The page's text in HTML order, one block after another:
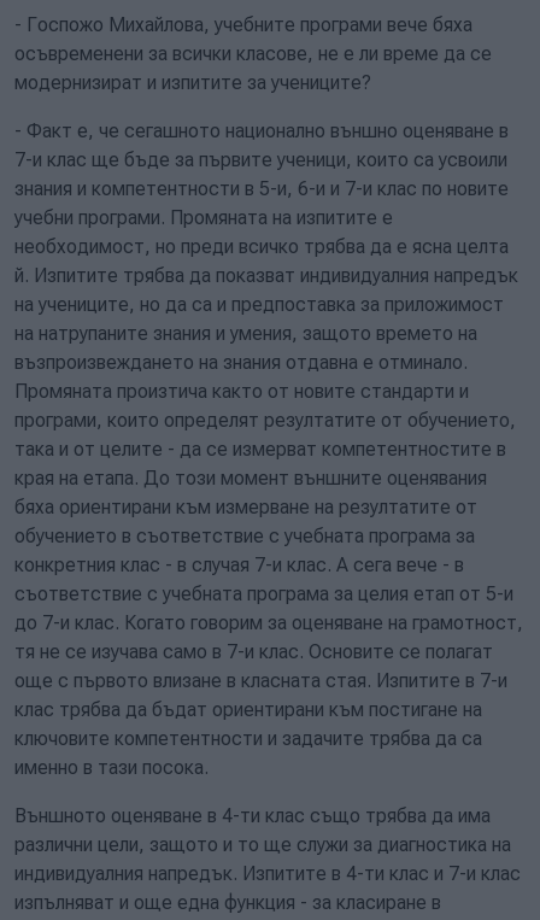
- Госпожо Михайлова, учебните програми вече бяха
осъвременени за всички класове, не е ли време да се
модернизират и изпитите за учениците?
- Факт е, че сегашното национално външно оценяване в
7-и клас ще бъде за първите ученици, които са усвоили
знания и компетентности в 5-и, 6-и и 7-и клас по новите
учебни програми. Промяната на изпитите е
необходимост, но преди всичко трябва да е ясна целта
й. Изпитите трябва да показват индивидуалния напредък
на учениците, но да са и предпоставка за приложимост
на натрупаните знания и умения, защото времето на
възпроизвеждането на знания отдавна е отминало.
Промяната произтича както от новите стандарти и
програми, които определят резултатите от обучението,
така и от целите - да се измерват компетентностите в
края на етапа. До този момент външните оценявания
бяха ориентирани към измерване на резултатите от
обучението в съответствие с учебната програма за
конкретния клас - в случая 7-и клас. А сега вече - в
съответствие с учебната програма за целия етап от 5-и
до 7-и клас. Когато говорим за оценяване на грамотност,
тя не се изучава само в 7-и клас. Основите се полагат
още с първото влизане в класната стая. Изпитите в 7-и
клас трябва да бъдат ориентирани към постигане на
ключовите компетентности и задачите трябва да са
именно в тази посока.
Външното оценяване в 4-ти клас също трябва да има
различни цели, защото и то ще служи за диагностика на
индивидуалния напредък. Изпитите в 4-ти клас и 7-и клас
изпълняват и още една функция - за класиране в